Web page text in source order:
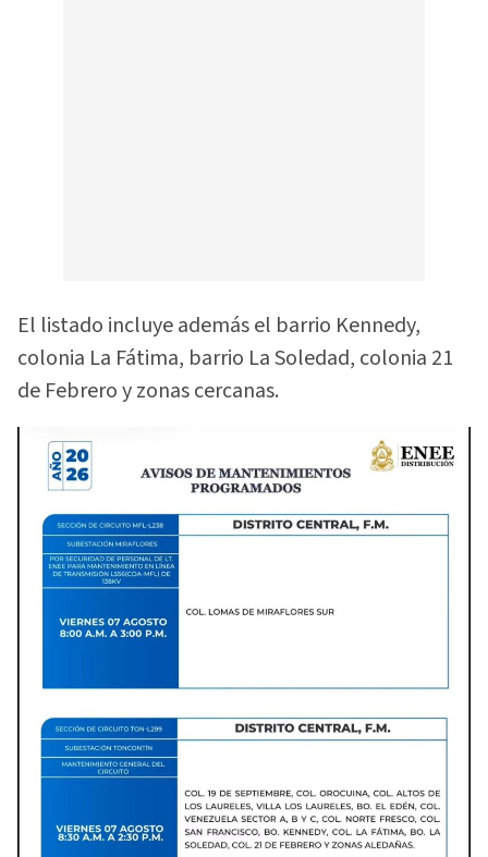
El listado incluye además el barrio Kennedy,
colonia La Fátima, barrio La Soledad, colonia 21
de Febrero y zonas cercanas.